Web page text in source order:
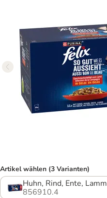
Artikel wählen (3 Varianten)
Huhn, Rind, Ente, Lamm
856910.4